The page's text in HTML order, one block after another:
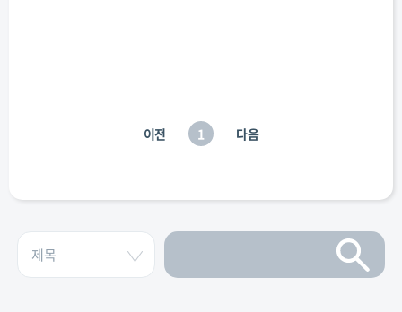
이전 1 다음